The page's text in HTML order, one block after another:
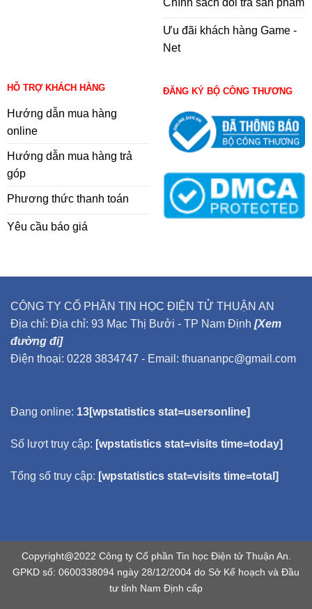
Chính sách đổi trả sản phẩm
Ưu đãi khách hàng Game -
Net
HỖ TRỢ KHÁCH HÀNG
Hướng dẫn mua hàng
online
Hướng dẫn mua hàng trả
góp
Phương thức thanh toán
Yêu cầu báo giá
ĐĂNG KÝ BỘ CÔNG THƯƠNG
CÔNG TY CỔ PHẦN TIN HỌC ĐIỆN TỬ THUẬN AN
Địa chỉ: Địa chỉ: 93 Mạc Thị Bưởi - TP Nam Định [Xem
đường đi]
Điện thoại: 0228 3834747 - Email: thuananpc@gmail.com
Đang online: 13[wpstatistics stat=usersonline]
Số lượt truy cập: [wpstatistics stat=visits time=today]
Tổng số truy cập: [wpstatistics stat=visits time=total]
Copyright@2022 Công ty Cổ phần Tin học Điện tử Thuận An.
GPKD số: 0600338094 ngày 28/12/2004 do Sở Kế hoạch và Đầu
tư tỉnh Nam Định cấp